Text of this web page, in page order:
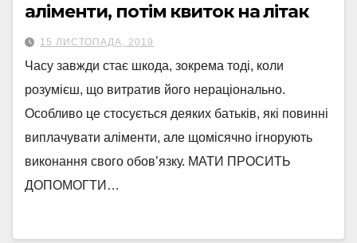
аліменти, потім квиток на літак
15 ЛИСТОПАДА, 2019
Часу завжди стає шкода, зокрема тоді, коли
розумієш, що витратив його нераціонально.
Особливо це стосується деяких батьків, які повинні
виплачувати аліменти, але щомісячно ігнорують
виконання свого обов’язку. МАТИ ПРОСИТЬ
ДОПОМОГТИ…